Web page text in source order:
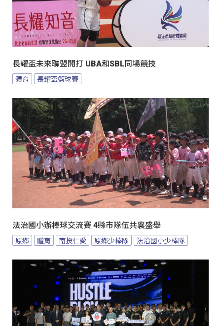
長耀盃未來聯盟開打 UBA和SBL同場競技
體育 長耀盃籃球賽
法治國小辦棒球交流賽 4縣市隊伍共襄盛舉
原鄉 體育 南投仁愛 原鄉少棒隊 法治國小少棒隊